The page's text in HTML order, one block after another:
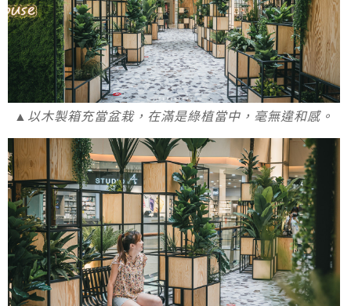
▲以木製箱充當盆栽，在滿是綠植當中，毫無違和感。